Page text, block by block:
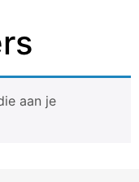
aan je